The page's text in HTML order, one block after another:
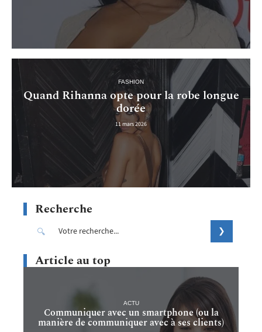
FASHION
Quand Rihanna opte pour la robe longue
dorée
11 mars 2026
Recherche
Article au top
ACTU
Communiquer avec un smartphone (ou la
manière de communiquer avec à ses clients)